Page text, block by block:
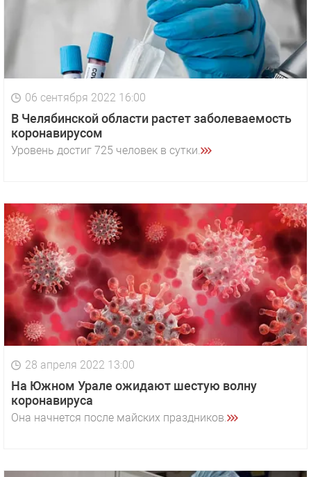
06 сентября 2022 16:00
В Челябинской области растет заболеваемость
коронавирусом
Уровень достиг 725 человек в сутки.
28 апреля 2022 13:00
На Южном Урале ожидают шестую волну
коронавируса
Она начнется после майских праздников.